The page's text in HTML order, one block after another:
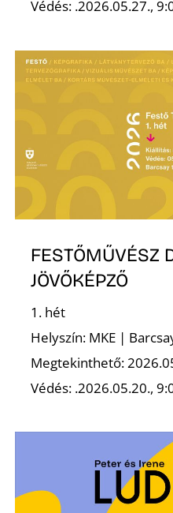
Védés: .2026.05.27.,
FESTŐMŰVÉSZ
JÖVŐKÉPZŐ
1. hét
Helyszín: MKE |
Megtekinthető:
Védés: .2026.05.20.,